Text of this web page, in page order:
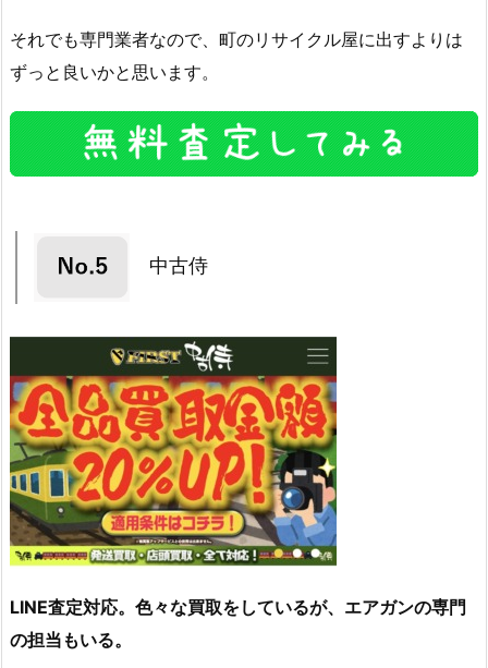
それでも専門業者なので、町のリサイクル屋に出すよりは
ずっと良いかと思います。
中古侍
LINE査定対応。色々な買取をしているが、エアガンの専門
の担当もいる。